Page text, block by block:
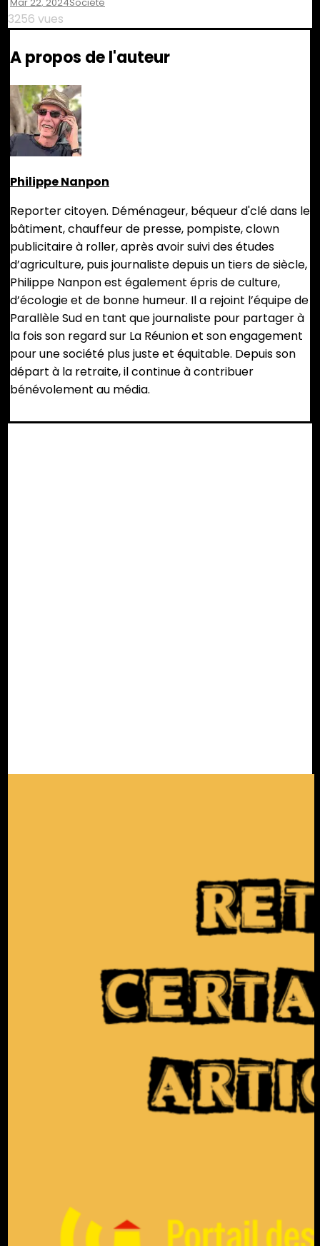
3256 vues
A propos de l'auteur
Philippe Nanpon
Reporter citoyen. Déménageur, béqueur d'clé dans le
bâtiment, chauffeur de presse, pompiste, clown
publicitaire à roller, après avoir suivi des études
d’agriculture, puis journaliste depuis un tiers de siècle,
Philippe Nanpon est également épris de culture,
d’écologie et de bonne humeur. Il a rejoint l’équipe de
Parallèle Sud en tant que journaliste pour partager à
la fois son regard sur La Réunion et son engagement
pour une société plus juste et équitable. Depuis son
départ à la retraite, il continue à contribuer
bénévolement au média.